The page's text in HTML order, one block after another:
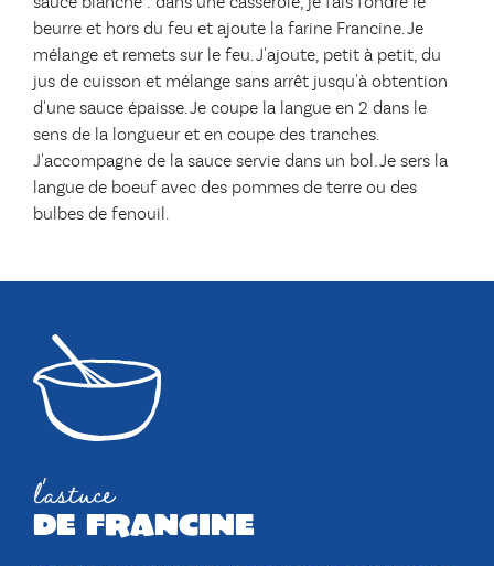
beurre et hors du feu et ajoute la farine Francine. Je
mélange et remets sur le feu. J'ajoute, petit à petit, du
jus de cuisson et mélange sans arrêt jusqu'à obtention
d'une sauce épaisse. Je coupe la langue en 2 dans le
sens de la longueur et en coupe des tranches.
J'accompagne de la sauce servie dans un bol. Je sers la
langue de boeuf avec des pommes de terre ou des
bulbes de fenouil.
l'astuce
de francine